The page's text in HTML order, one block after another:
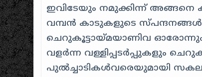
ഇവിടേയും നമുക്കിന്ന് അങ്ങനെ
വമ്പൻ കാടുകളുടെ
ചെറുകൂട്ടായ്മയാണിവ
വളർന്ന വള്ളിപ്പടർപ്പുകളും
പുൽച്ചാടികൾവരെയുമായി